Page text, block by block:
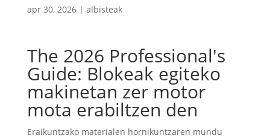
apr 30, 2026| albisteak
The 2026 Professional's
Guide: Blokeak egiteko
makinetan zer motor
mota erabiltzen den
Eraikuntzako materialen hornikuntzaren mundu